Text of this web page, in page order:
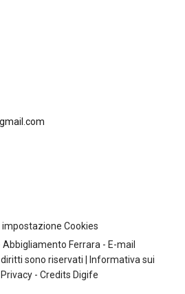
impostazione Cookies
Abbigliamento Ferrara - E-mail
sono riservati |
Informativa sui
Privacy - Credits Digife